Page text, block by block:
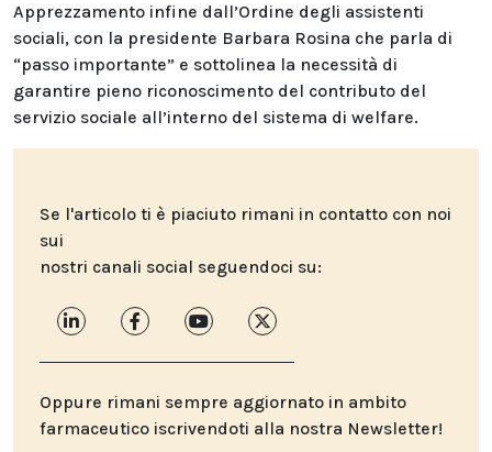
Apprezzamento infine dall’Ordine degli assistenti
sociali, con la presidente Barbara Rosina che parla di
“passo importante” e sottolinea la necessità di
garantire pieno riconoscimento del contributo del
servizio sociale all’interno del sistema di welfare.
Se l'articolo ti è piaciuto rimani in contatto con noi
sui
nostri canali social seguendoci su:
Oppure rimani sempre aggiornato in ambito
farmaceutico iscrivendoti alla nostra Newsletter!